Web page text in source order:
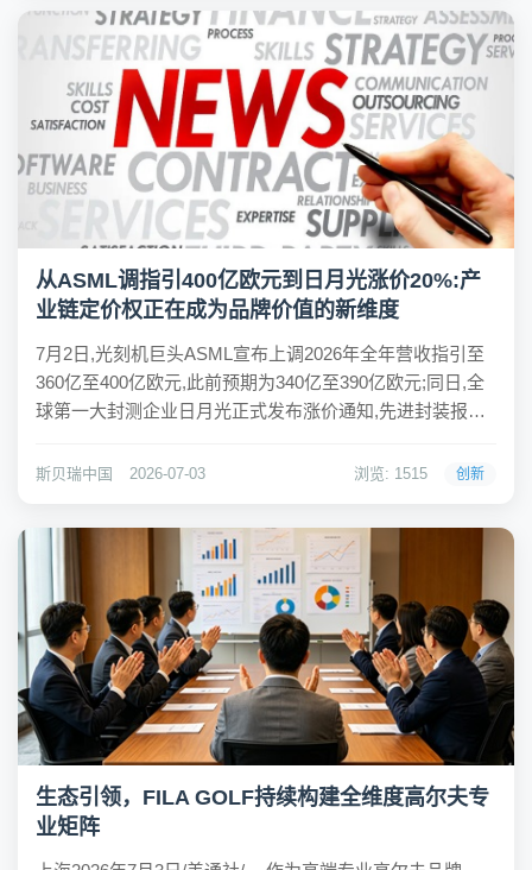
从ASML调指引400亿欧元到日月光涨价20%:产
业链定价权正在成为品牌价值的新维度
7月2日,光刻机巨头ASML宣布上调2026年全年营收指引至
360亿至400亿欧元,此前预期为340亿至390亿欧元;同日,全
球第一大封测企业日月光正式发布涨价通知,先进封装报价
艺。两组信号指向同一个趋势:产业链定价权正在从终端消
斯贝瑞中国 2026-07-03 浏览: 1515 创新
生态引领，FILA GOLF持续构建全维度高尔夫专
业矩阵